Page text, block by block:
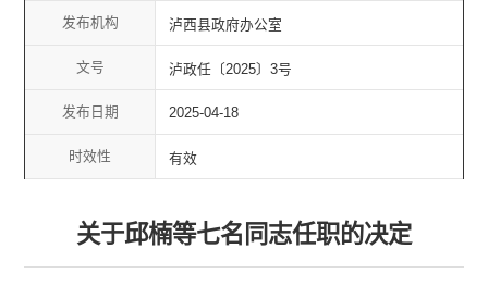
发布机构 泸西县政府办公室
文号 泸政任〔2025〕3号
发布日期 2025-04-18
时效性 有效
关于邱楠等七名同志任职的决定